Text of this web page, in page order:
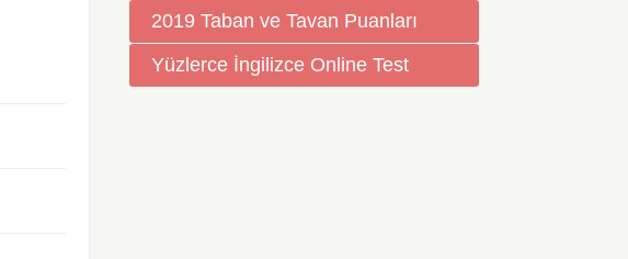
2019 Taban ve Tavan Puanları
Yüzlerce İngilizce Online Test